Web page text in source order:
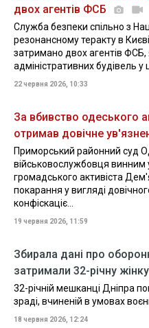
двох агентів ФСБ
Служба безпеки спільно з
резонансному теракту в
затримано двох агентів ФСБ,
адміністративних будівель у
22 червня 2026, 10:33
За вбивство одеського
отримав довічне
Приморський районний суд
військовослужбовця винним
громадського активіста
покарання у вигляді
конфіскаціє...
19 червня 2026, 11:59
Збирала дані про
затримали 32-річну жінку
32-річній мешканці Дніпра
зраді, вчиненій в умовах
18 червня 2026, 12:24